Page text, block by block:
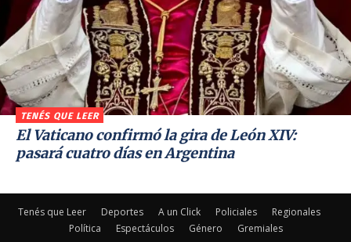
TENÉS QUE LEER
El Vaticano confirmó la gira de León XIV:
pasará cuatro días en Argentina
Tenés que Leer Deportes A un Click Policiales
Regionales
Política
Espectáculos Género Gremiales